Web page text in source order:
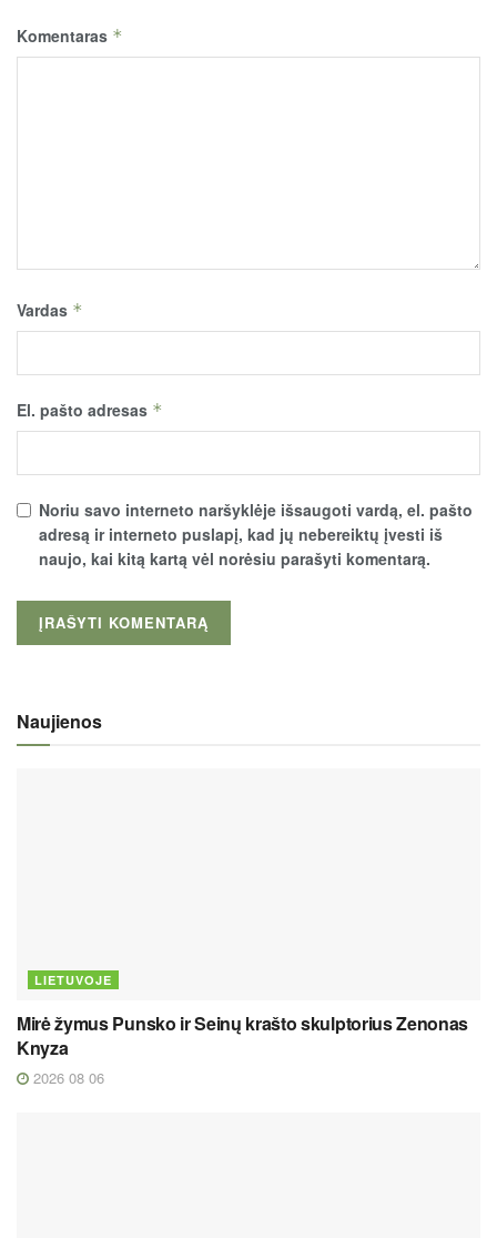
Komentaras *
Vardas *
El. pašto adresas *
Noriu savo interneto naršyklėje išsaugoti vardą, el. pašto
adresą ir interneto puslapį, kad jų nebereiktų įvesti iš
naujo, kai kitą kartą vėl norėsiu parašyti komentarą.
Naujienos
LIETUVOJE
Mirė žymus Punsko ir Seinų krašto skulptorius Zenonas
Knyza
2026 08 06